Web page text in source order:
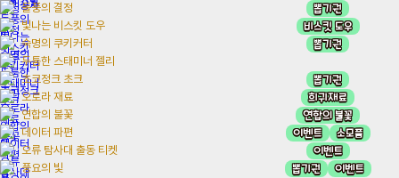
돌풍의 결정 뽑기권
빛나는 비스킷 도우 비스킷 도우
숙명의 쿠키커터 뽑기권
두툼한 스태미너 젤리
초코정크 초크
뽑기권
오로라 재료 희귀재료
연합의 불꽃 연합의 불꽃
데이터 파편 이벤트 소모품
오류 탐사대 출동 티켓 이벤트
풍요의 빛 뽑기권 이벤트